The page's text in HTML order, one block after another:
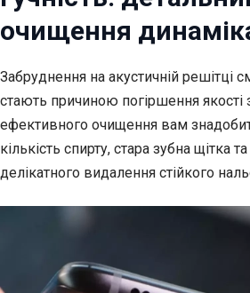
очищення
Забруднення на акустичній решітці
стають причиною погіршення якості
ефективного очищення вам
кількість спирту, стара зубна щітка
делікатного видалення стійкого